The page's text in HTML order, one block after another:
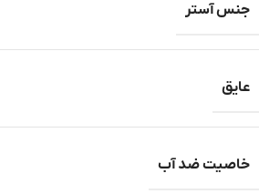
جنس آستر
عایق
خاصیت ضد آب